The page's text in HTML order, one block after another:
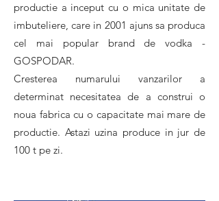
productie a inceput cu o mica unitate de
imbuteliere, care in 2001 ajuns sa produca
cel mai popular brand de vodka -
GOSPODAR.
Cresterea numarului vanzarilor a
determinat necesitatea de a construi o
noua fabrica cu o capacitate mai mare de
productie. Astazi uzina produce in jur de
100 t pe zi.